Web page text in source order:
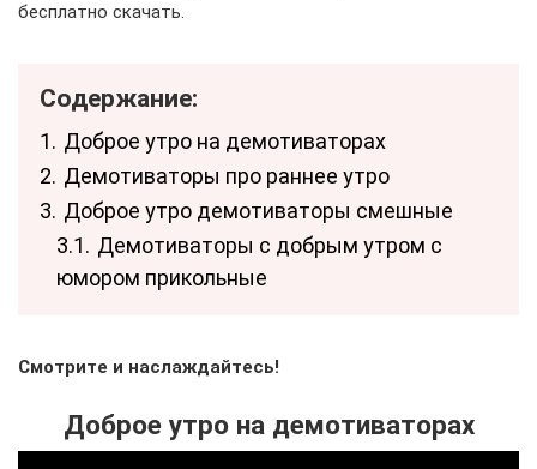
бесплатно скачать.
Содержание:
1. Доброе утро на демотиваторах
2. Демотиваторы про раннее утро
3. Доброе утро демотиваторы смешные
3.1. Демотиваторы с добрым утром с
юмором прикольные
Смотрите и наслаждайтесь!
Доброе утро на демотиваторах